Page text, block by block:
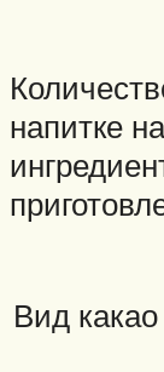
напитке
Вид какао